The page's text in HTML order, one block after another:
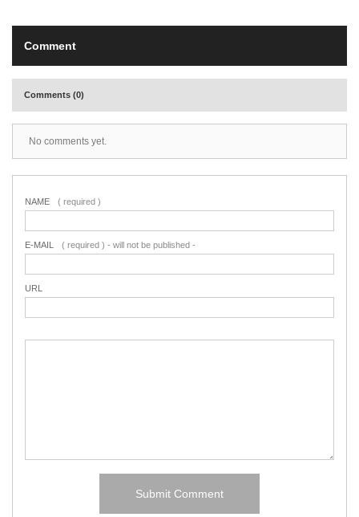
Comment
Comments (0)
No comments yet.
NAME ( required )
E-MAIL ( required ) - will not be published -
URL